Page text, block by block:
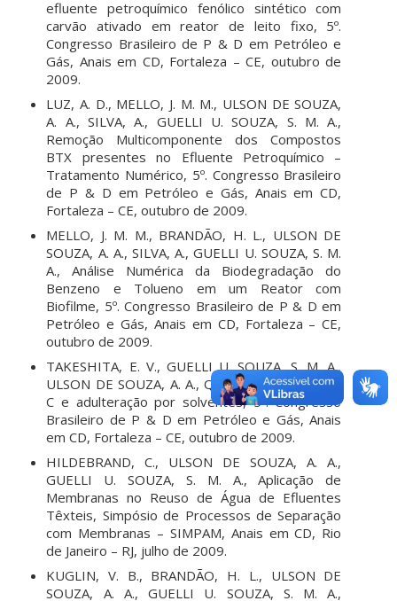
efluente petroquímico fenólico sintético com
carvão ativado em reator de leito fixo, 5º.
Congresso Brasileiro de P & D em Petróleo e
Gás, Anais em CD, Fortaleza – CE, outubro de
2009.
LUZ, A. D., MELLO, J. M. M., ULSON DE SOUZA,
A. A., SILVA, A., GUELLI U. SOUZA, S. M. A.,
Remoção Multicomponente dos Compostos
BTX presentes no Efluente Petroquímico –
Tratamento Numérico, 5º. Congresso Brasileiro
de P & D em Petróleo e Gás, Anais em CD,
Fortaleza – CE, outubro de 2009.
MELLO, J. M. M., BRANDÃO, H. L., ULSON DE
SOUZA, A. A., SILVA, A., GUELLI U. SOUZA, S. M.
A., Análise Numérica da Biodegradação do
Benzeno e Tolueno em um Reator com
Biofilme, 5º. Congresso Brasileiro de P & D em
Petróleo e Gás, Anais em CD, Fortaleza – CE,
outubro de 2009.
TAKESHITA, E. V., GUELLI U. SOUZA, S. M. A.,
ULSON DE SOUZA, A. A., Qualidade da Gasolina
C e adulteração por solventes, 5º. Congresso
Brasileiro de P & D em Petróleo e Gás, Anais
em CD, Fortaleza – CE, outubro de 2009.
HILDEBRAND, C., ULSON DE SOUZA, A. A.,
GUELLI U. SOUZA, S. M. A., Aplicação de
Membranas no Reuso de Água de Efluentes
Têxteis, Simpósio de Processos de Separação
com Membranas – SIMPAM, Anais em CD, Rio
de Janeiro – RJ, julho de 2009.
KUGLIN, V. B., BRANDÃO, H. L., ULSON DE
SOUZA, A. A., GUELLI U. SOUZA, S. M. A.,